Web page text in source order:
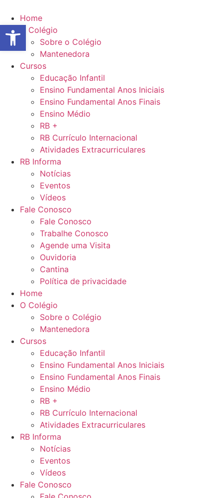
para
conteúdo
Home
O Colégio
Sobre o Colégio
Mantenedora
Cursos
Educação Infantil
Ensino Fundamental Anos Iniciais
Ensino Fundamental Anos Finais
Ensino Médio
RB +
RB Currículo Internacional
Atividades Extracurriculares
RB Informa
Notícias
Eventos
Vídeos
Fale Conosco
Fale Conosco
Trabalhe Conosco
Agende uma Visita
Ouvidoria
Cantina
Política de privacidade
Home
O Colégio
Sobre o Colégio
Mantenedora
Cursos
Educação Infantil
Ensino Fundamental Anos Iniciais
Ensino Fundamental Anos Finais
Ensino Médio
RB +
RB Currículo Internacional
Atividades Extracurriculares
RB Informa
Notícias
Eventos
Vídeos
Fale Conosco
Abrir a barra de ferramentas